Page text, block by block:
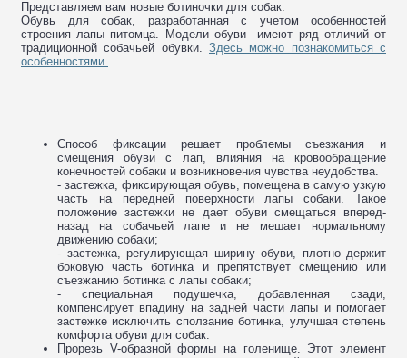
Представляем вам новые ботиночки для собак.
Обувь для собак, разработанная с учетом особенностей
строения лапы питомца. Модели обуви имеют ряд отличий от
традиционной собачьей обувки. Здесь можно познакомиться с
особенностями.
Способ фиксации решает проблемы съезжания и
смещения обуви с лап, влияния на кровообращение
конечностей собаки и возникновения чувства неудобства.
- застежка, фиксирующая обувь, помещена в самую узкую
часть на передней поверхности лапы собаки. Такое
положение застежки не дает обуви смещаться вперед-
назад на собачьей лапе и не мешает нормальному
движению собаки;
- застежка, регулирующая ширину обуви, плотно держит
боковую часть ботинка и препятствует смещению или
съезжанию ботинка с лапы собаки;
- специальная подушечка, добавленная сзади,
компенсирует впадину на задней части лапы и помогает
застежке исключить сползание ботинка, улучшая степень
комфорта обуви для собак.
Прорезь V-образной формы на голенище. Этот элемент